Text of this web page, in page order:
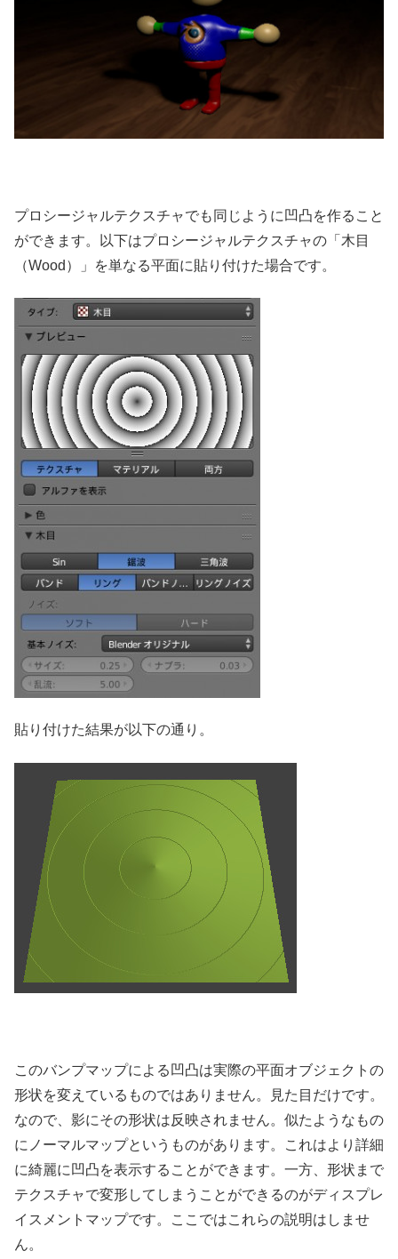
プロシージャルテクスチャでも同じように凹凸を作ること
ができます。以下はプロシージャルテクスチャの「木目
（Wood）」を単なる平面に貼り付けた場合です。
貼り付けた結果が以下の通り。
このバンプマップによる凹凸は実際の平面オブジェクトの
形状を変えているものではありません。見た目だけです。
なので、影にその形状は反映されません。似たようなもの
にノーマルマップというものがあります。これはより詳細
に綺麗に凹凸を表示することができます。一方、形状まで
テクスチャで変形してしまうことができるのがディスプレ
イスメントマップです。ここではこれらの説明はしませ
ん。